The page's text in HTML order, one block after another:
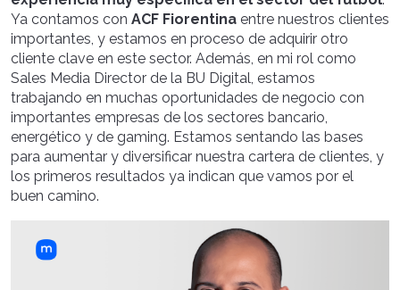
Ya contamos con ACF Fiorentina entre nuestros clientes
importantes, y estamos en proceso de adquirir otro
cliente clave en este sector. Además, en mi rol como
Sales Media Director de la BU Digital, estamos
trabajando en muchas oportunidades de negocio con
importantes empresas de los sectores bancario,
energético y de gaming. Estamos sentando las bases
para aumentar y diversificar nuestra cartera de clientes, y
los primeros resultados ya indican que vamos por el
buen camino.